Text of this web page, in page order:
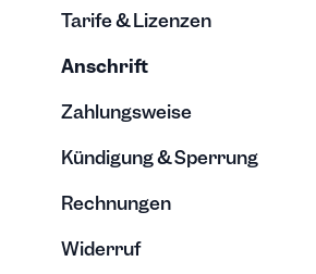
Lohnbuchhaltung
Kalenderintegration
Single Sign On
Automatisierung
Integrationen
Tarife & Lizenzen
Anschrift
Zahlungsweise
Kündigung & Sperrung
Rechnungen
Widerruf